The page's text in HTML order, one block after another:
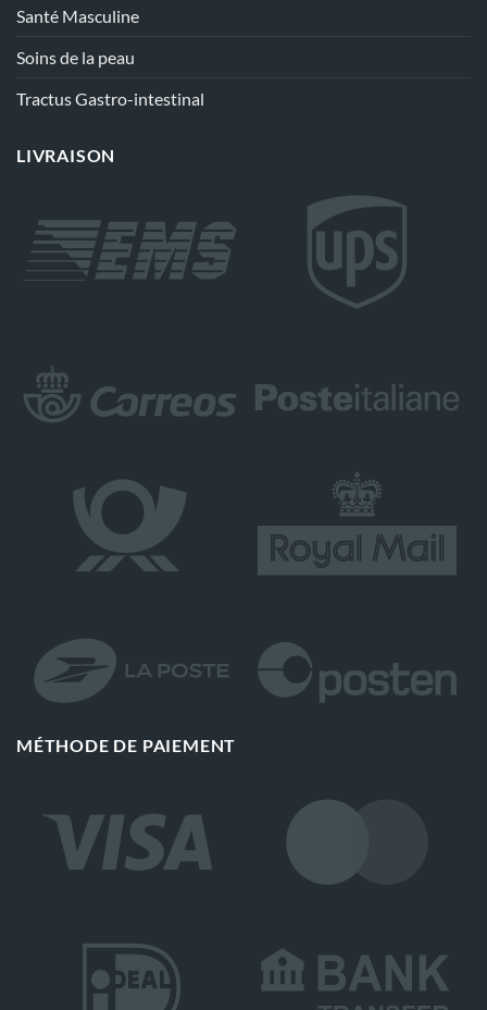
Santé Masculine
Soins de la peau
Tractus Gastro-intestinal
LIVRAISON
MÉTHODE DE PAIEMENT